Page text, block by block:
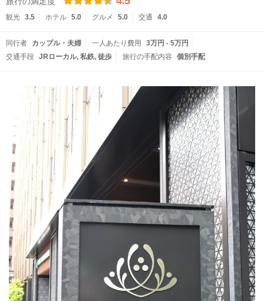
観光 3.5 ホテル 5.0 グルメ 5.0 交通 4.0
同行者 カップル・夫婦 一人あたり費用
3万円 - 5万円
交通手段 JRローカル 私鉄 徒歩 旅行の手配内容 個別手配